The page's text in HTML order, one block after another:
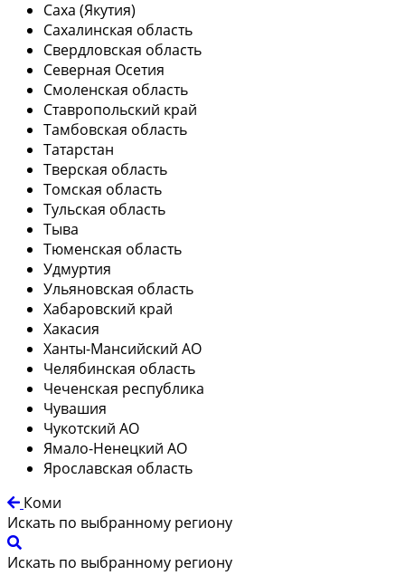
Саха (Якутия)
Сахалинская область
Свердловская область
Северная Осетия
Смоленская область
Ставропольский край
Тамбовская область
Татарстан
Тверская область
Томская область
Тульская область
Тыва
Тюменская область
Удмуртия
Ульяновская область
Хабаровский край
Хакасия
Ханты-Мансийский АО
Челябинская область
Чеченская республика
Чувашия
Чукотский АО
Ямало-Ненецкий АО
Ярославская область
Коми
Искать по выбранному региону
Искать по выбранному региону